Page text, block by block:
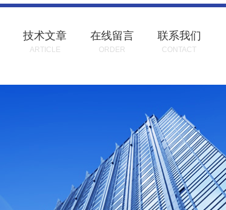
技术文章
ARTICLE
在线留言
ORDER
联系我们
CONTACT